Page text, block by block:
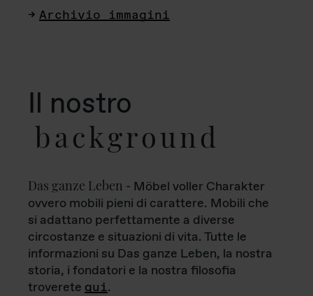
Archivio immagini
Il nostro
background
Das ganze Leben - Möbel voller Charakter
ovvero mobili pieni di carattere. Mobili che
si adattano perfettamente a diverse
circostanze e situazioni di vita. Tutte le
informazioni su Das ganze Leben, la nostra
storia, i fondatori e la nostra filosofia
troverete qui.